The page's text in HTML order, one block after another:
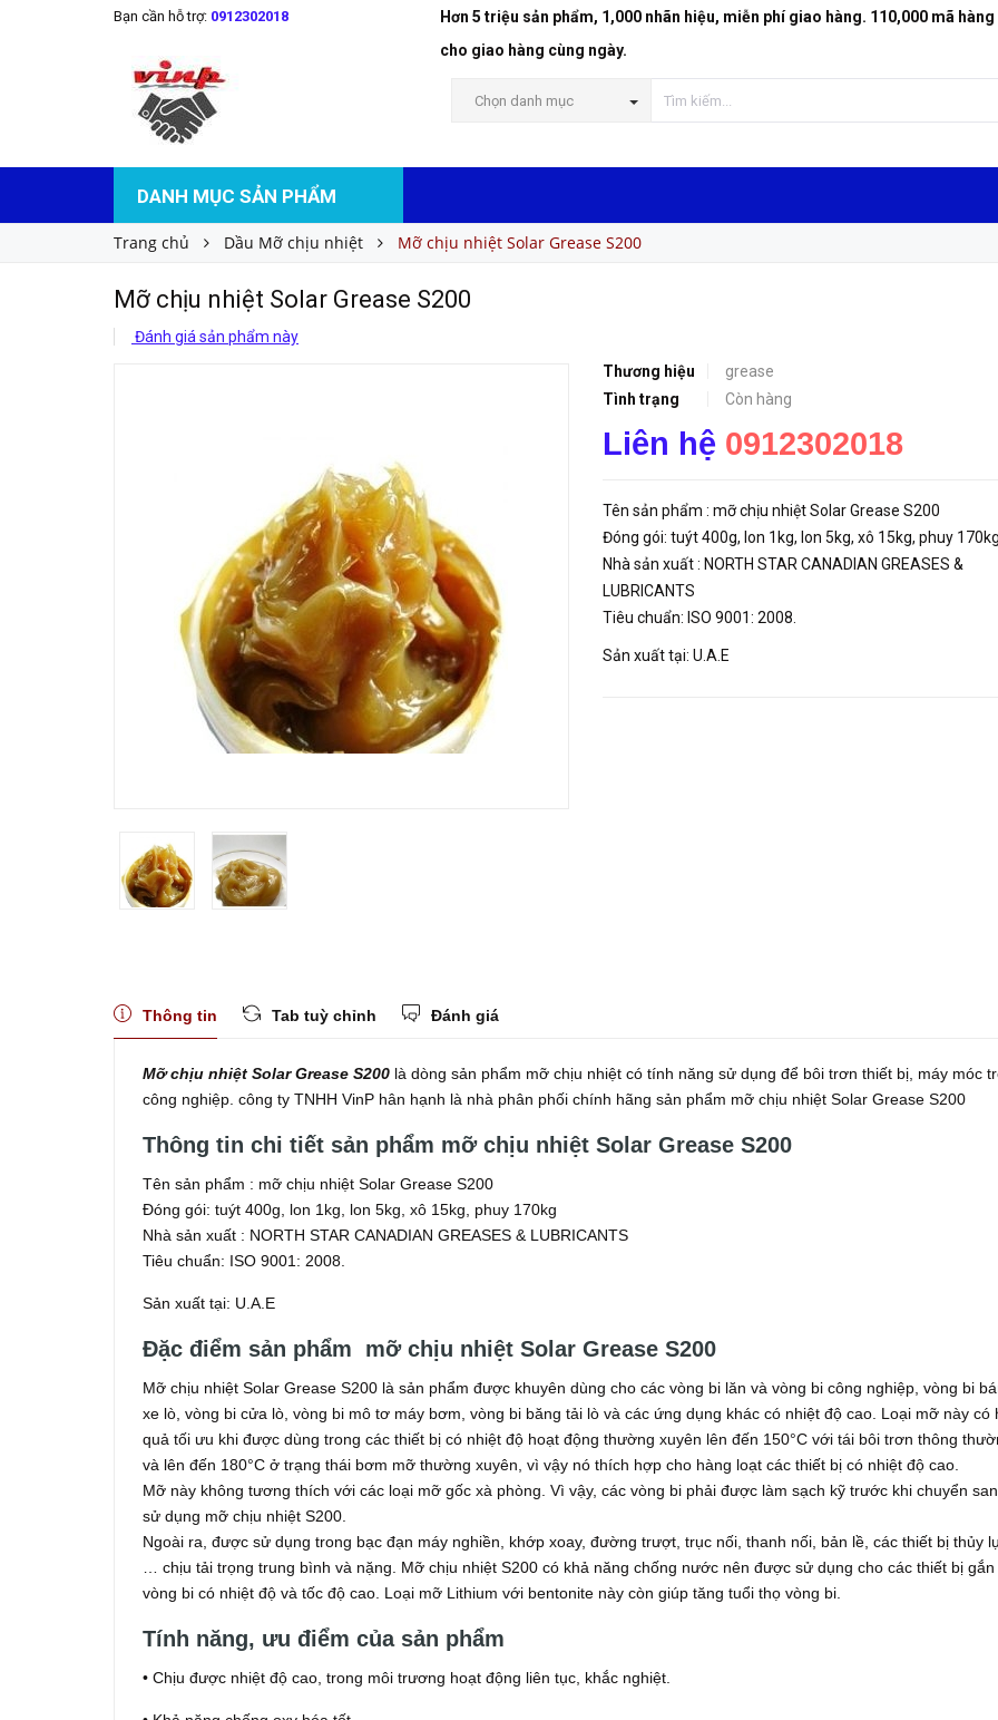
Bạn cần hỗ trợ: 0912302018
Hơn 5 triệu sản phẩm, 1,000 nhãn hiệu, miễn phí giao hàng. 110,000 mã
cho giao hàng cùng ngày.
Chọn danh mục
DANH MỤC SẢN PHẨM
Trang chủ Dầu Mỡ chịu nhiệt Mỡ chịu nhiệt Solar Grease S200
Mỡ chịu nhiệt Solar Grease S200
Đánh giá sản phẩm này
Thương hiệu
grease
Tình trạng
Còn hàng
Liên hệ 0912302018
Tên sản phẩm : mỡ chịu nhiệt Solar Grease S200
Đóng gói: tuýt 400g, lon 1kg, lon 5kg, xô 15kg, phuy
Nhà sản xuất : NORTH STAR CANADIAN GREASES &
LUBRICANTS
Tiêu chuẩn: ISO 9001: 2008.
Sản xuất tại: U.A.E
Mỡ chịu nhiệt Solar Grease S200
Thông tin Tab tuỳ chỉnh Đánh giá
Mỡ chịu nhiệt Solar Grease S200 là dòng sản phẩm mỡ chịu nhiệt có tính năng sử dụng để bôi trơn thiết bị, máy móc
công nghiệp. công ty TNHH VinP hân hạnh là nhà phân phối chính hãng sản phẩm mỡ chịu nhiệt Solar Grease S200
Thông tin chi tiết sản phẩm mỡ chịu nhiệt Solar Grease S200
Tên sản phẩm : mỡ chịu nhiệt Solar Grease S200
Đóng gói: tuýt 400g, lon 1kg, lon 5kg, xô 15kg, phuy 170kg
Nhà sản xuất : NORTH STAR CANADIAN GREASES & LUBRICANTS
Tiêu chuẩn: ISO 9001: 2008.
Sản xuất tại: U.A.E
Đặc điểm sản phẩm mỡ chịu nhiệt Solar Grease S200
Mỡ chịu nhiệt Solar Grease S200 là sản phẩm được khuyên dùng cho các vòng bi lăn và vòng bi công nghiệp, vòng bi
xe lò, vòng bi cửa lò, vòng bi mô tơ máy bơm, vòng bi băng tải lò và các ứng dụng khác có nhiệt độ cao. Loại mỡ này có
quả tối ưu khi được dùng trong các thiết bị có nhiệt độ hoạt động thường xuyên lên đến 150°C với tái bôi trơn thông
và lên đến 180°C ở trạng thái bơm mỡ thường xuyên, vì vậy nó thích hợp cho hàng loạt các thiết bị có nhiệt độ cao.
Mỡ này không tương thích với các loại mỡ gốc xà phòng. Vì vậy, các vòng bi phải được làm sạch kỹ trước khi chuyển
sử dụng mỡ chịu nhiệt S200.
Ngoài ra, được sử dụng trong bạc đạn máy nghiền, khớp xoay, đường trượt, trục nối, thanh nối, bản lề, các thiết bị thủy
… chịu tải trọng trung bình và nặng. Mỡ chịu nhiệt S200 có khả năng chống nước nên được sử dụng cho các thiết bị gắn
vòng bi có nhiệt độ và tốc độ cao. Loại mỡ Lithium với bentonite này còn giúp tăng tuổi thọ vòng bi.
Tính năng, ưu điểm của sản phẩm
• Chịu được nhiệt độ cao, trong môi trương hoạt động liên tục, khắc nghiệt.